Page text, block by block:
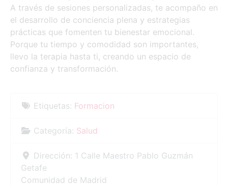
A través de sesiones personalizadas, te acompaño en
el desarrollo de conciencia plena y estrategias
prácticas que fomenten tu bienestar emocional.
Porque tu tiempo y comodidad son importantes,
llevo la terapia hasta ti, creando un espacio de
confianza y transformación.
Etiquetas: Formacion
Categoría: Salud
Dirección: 1 Calle Maestro Pablo Guzmán
Getafe
Comunidad de Madrid